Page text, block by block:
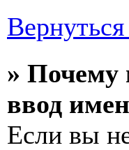
» Почему
ввод
Если вы